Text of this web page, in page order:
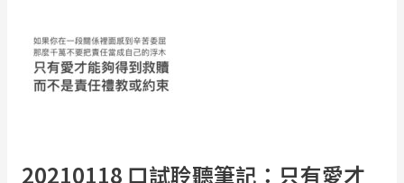
20210118 口試聆聽筆記：只有愛才
聆
有